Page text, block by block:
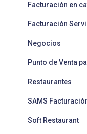
Facturación en
Facturación
Negocios
Punto de Venta
Restaurantes
SAMS
Soft Restaurant